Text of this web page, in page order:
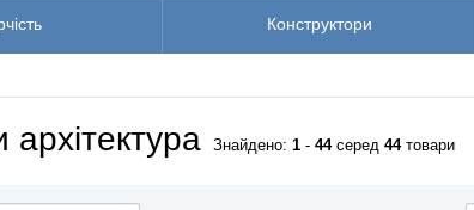
Конструктори
архітектура Знайдено: 1 - 44серед 44товари